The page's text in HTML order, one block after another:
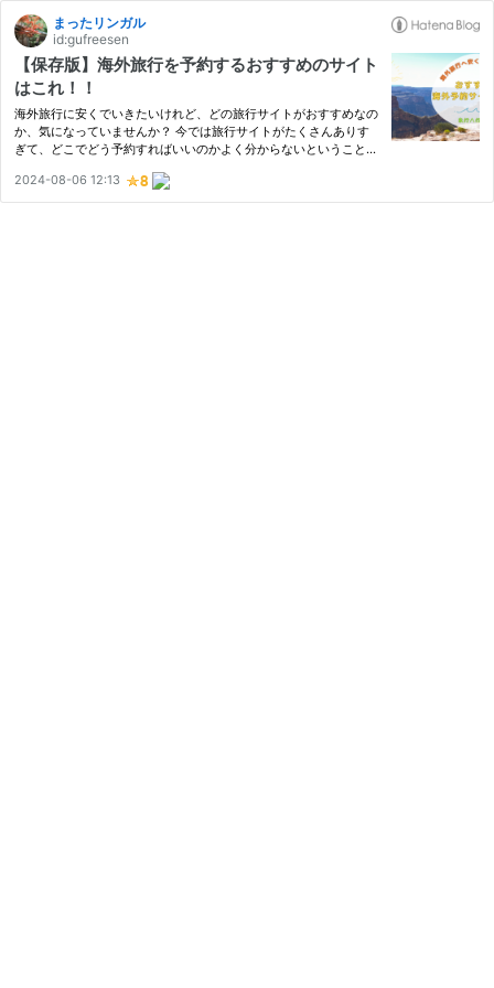
まったリンガル
id:gufreesen
【保存版】海外旅行を予約するおすすめのサイト
はこれ！！
海外旅行に安くでいきたいけれど、どの旅行サイトがおすすめなの
か、気になっていませんか？ 今では旅行サイトがたくさんありす
ぎて、どこでどう予約すればいいのかよく分からないということは
に安く行きたいですよね❗️ この記事では海外に安く行くためにお
す…
2024-08-06 12:13